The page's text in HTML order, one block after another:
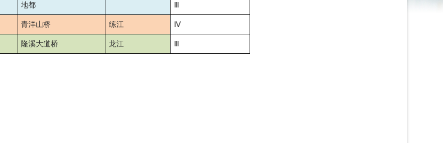
地都 Ⅲ
青洋山桥 练江 Ⅳ
隆溪大道桥 龙江 Ⅲ